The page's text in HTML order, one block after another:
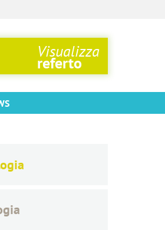
Visualizza
referto